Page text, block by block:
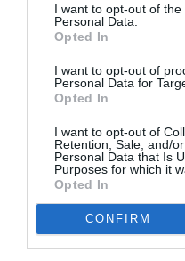
I want to opt-out of the
Personal Data.
Opted In
I want to opt-out of
Personal Data for
Opted In
I want to opt-out of
Retention, Sale, and/
Personal Data that Is
Purposes for which it
Opted In
CONFIRM
Partono le indagini, si
giudice dell’udienza
D’Addario, pronuncia
delle richieste del pm.
Conglin Iang, 49
colpevole di sequestro
favoreggiamento
lesioni personali
anni e 2 mesi di